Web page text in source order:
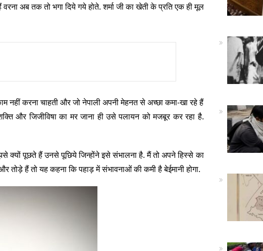
अब तक तो भगा दिये गये होते. शर्मा जी का खेती के प्रति एक ही मूल
नहीं करना चाहती और जो नेपाली अपनी मेहनत से अच्छा कमा-खा रहे हैं
और जिजीविषा का मर जाना ही उसे पलायन को मजबूर कर रहा है.
क्यों पूछते हैं उनसे पूछिये जिन्होंने इसे संभालना है. मैं तो अपने हिस्से का
तोड़े हैं तो यह कहना कि पहाड़ में संभावनाओं की कमी है बेईमानी होगा.